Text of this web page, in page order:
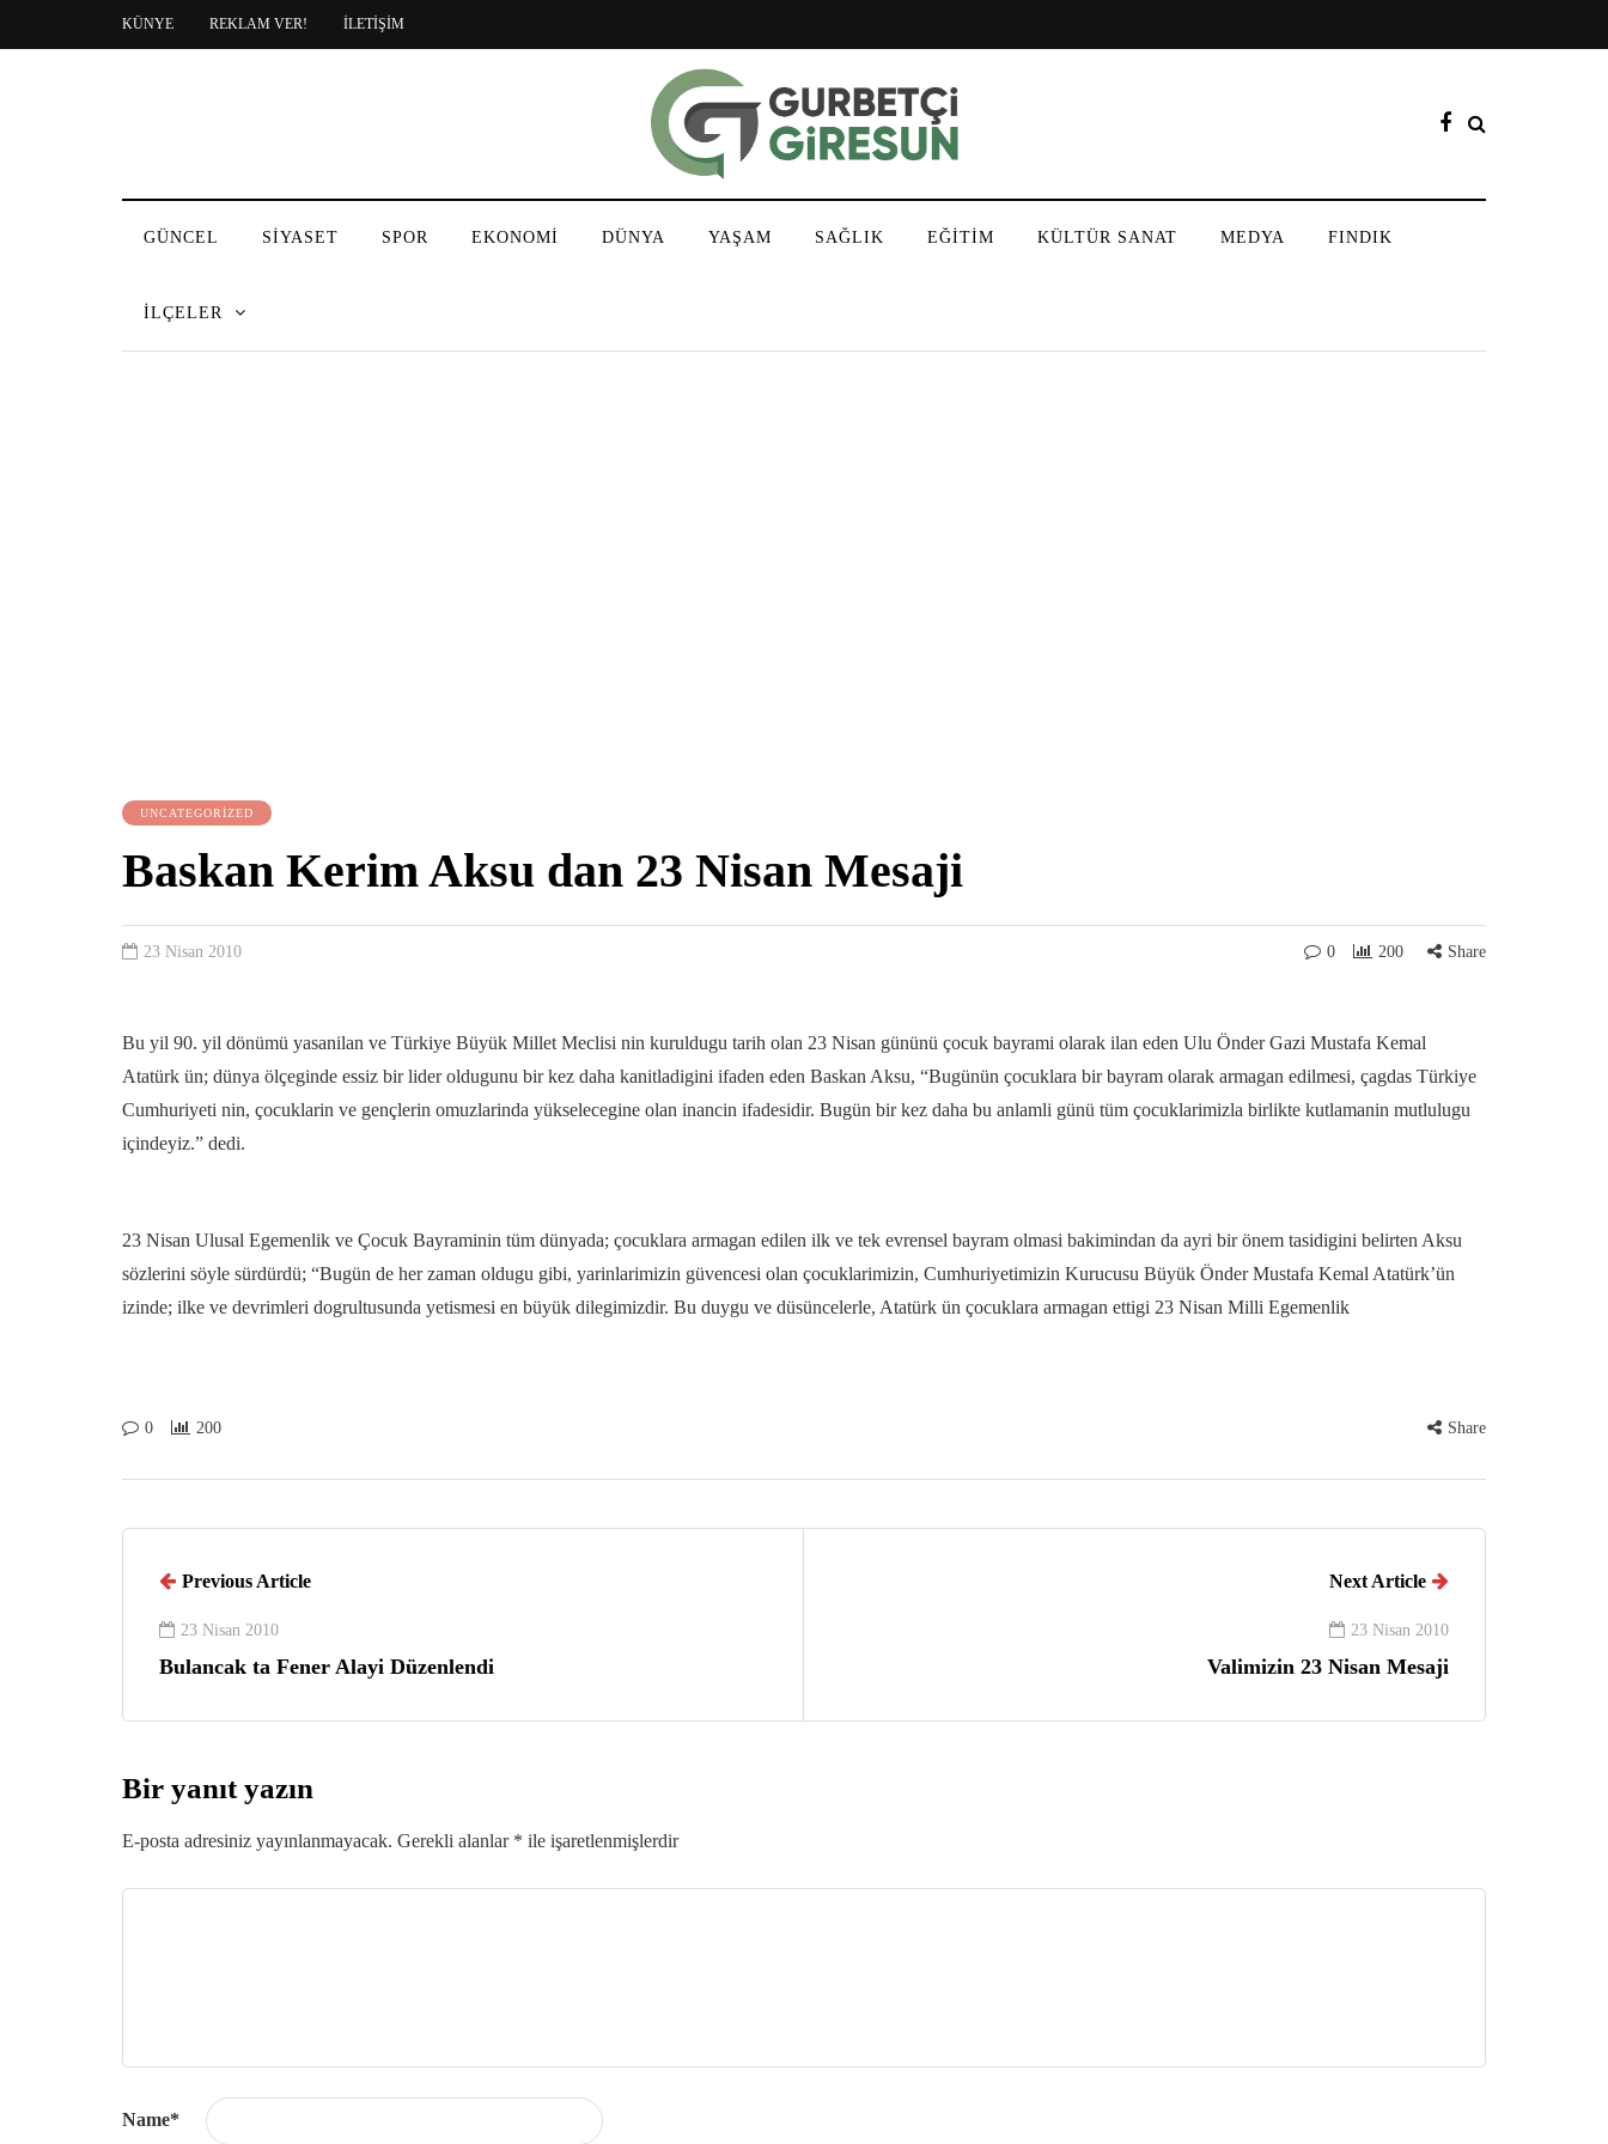
KÜNYE REKLAM VER! İLETİŞİM
GÜNCEL SİYASET SPOR EKONOMİ DÜNYA YAŞAM SAĞLIK EĞİTİM KÜLTÜR SANAT MEDYA FINDIK
İLÇELER
UNCATEGORIZED
Baskan Kerim Aksu dan 23 Nisan Mesaji
23 Nisan 2010 0 200 Share
Bu yil 90. yil dönümü yasanilan ve Türkiye Büyük Millet Meclisi nin kuruldugu tarih olan 23 Nisan gününü çocuk bayrami olarak ilan eden Ulu Önder Gazi Mustafa Kemal
Atatürk ün; dünya ölçeginde essiz bir lider oldugunu bir kez daha kanitladigini ifaden eden Baskan Aksu, “Bugünün çocuklara bir bayram olarak armagan edilmesi, çagdas Türkiye
Cumhuriyeti nin, çocuklarin ve gençlerin omuzlarinda yükselecegine olan inancin ifadesidir. Bugün bir kez daha bu anlamli günü tüm çocuklarimizla birlikte kutlamanin mutlulugu
içindeyiz.” dedi.
23 Nisan Ulusal Egemenlik ve Çocuk Bayraminin tüm dünyada; çocuklara armagan edilen ilk ve tek evrensel bayram olmasi bakimindan da ayri bir önem tasidigini belirten Aksu
sözlerini söyle sürdürdü; “Bugün de her zaman oldugu gibi, yarinlarimizin güvencesi olan çocuklarimizin, Cumhuriyetimizin Kurucusu Büyük Önder Mustafa Kemal Atatürk’ün
izinde; ilke ve devrimleri dogrultusunda yetismesi en büyük dilegimizdir. Bu duygu ve düsüncelerle, Atatürk ün çocuklara armagan ettigi 23 Nisan Milli Egemenlik
0 200 Share
Previous Article
23 Nisan 2010
Bulancak ta Fener Alayi Düzenlendi
Next Article
23 Nisan 2010
Valimizin 23 Nisan Mesaji
Bir yanıt yazın
E-posta adresiniz yayınlanmayacak. Gerekli alanlar * ile işaretlenmişlerdir
Name*